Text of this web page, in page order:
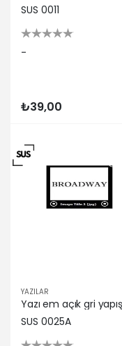
SUS 0011
-
₺39,00
YAZILAR
SUS 0025A